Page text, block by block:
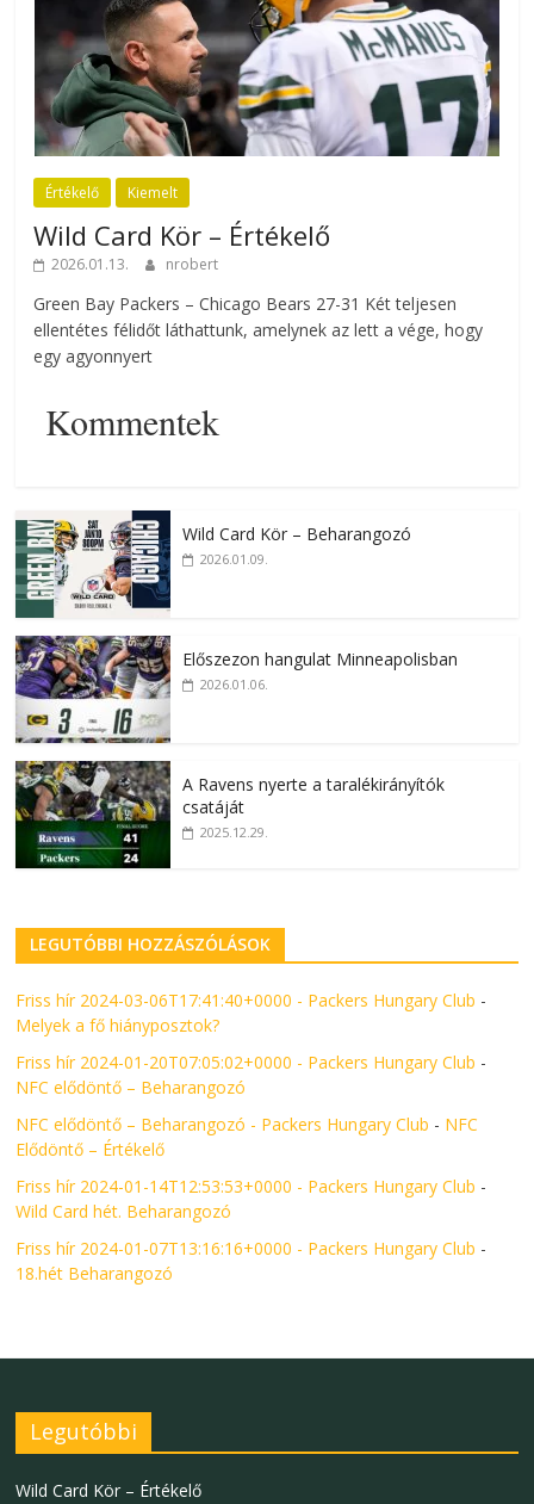
Értékelő Kiemelt
Wild Card Kör – Értékelő
2026.01.13. nrobert
Green Bay Packers – Chicago Bears 27-31 Két teljesen
ellentétes félidőt láthattunk, amelynek az lett a vége, hogy
egy agyonnyert
Kommentek
Wild Card Kör – Beharangozó
2026.01.09.
Előszezon hangulat Minneapolisban
2026.01.06.
A Ravens nyerte a taralékirányítók
csatáját
2025.12.29.
LEGUTÓBBI HOZZÁSZÓLÁSOK
Friss hír 2024-03-06T17:41:40+0000 - Packers Hungary Club -
Melyek a fő hiányposztok?
Friss hír 2024-01-20T07:05:02+0000 - Packers Hungary Club -
NFC elődöntő – Beharangozó
NFC elődöntő – Beharangozó - Packers Hungary Club - NFC
Elődöntő – Értékelő
Friss hír 2024-01-14T12:53:53+0000 - Packers Hungary Club -
Wild Card hét. Beharangozó
Friss hír 2024-01-07T13:16:16+0000 - Packers Hungary Club -
18.hét Beharangozó
Legutóbbi
Wild Card Kör – Értékelő